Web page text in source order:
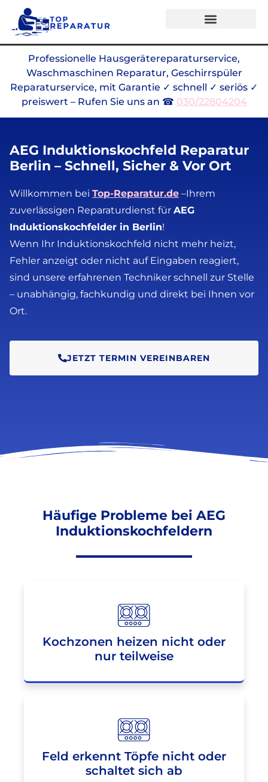
Professionelle Hausgerätereparaturservice,
Waschmaschinen Reparatur, Geschirrspüler
Reparaturservice, mit Garantie ✓ schnell ✓ seriös ✓
preiswert – Rufen Sie uns an ☎ 030/22804204
AEG Induktionskochfeld Reparatur
Berlin – Schnell, Sicher & Vor Ort
Willkommen bei Top-Reparatur.de –Ihrem
zuverlässigen Reparaturdienst für AEG
Induktionskochfelder in Berlin!
Wenn Ihr Induktionskochfeld nicht mehr heizt,
Fehler anzeigt oder nicht auf Eingaben reagiert,
sind unsere erfahrenen Techniker schnell zur Stelle
– unabhängig, fachkundig und direkt bei Ihnen vor
Ort.
JETZT TERMIN VEREINBAREN
Häufige Probleme bei AEG
Induktionskochfeldern
Kochzonen heizen nicht oder
nur teilweise
Feld erkennt Töpfe nicht oder
schaltet sich ab